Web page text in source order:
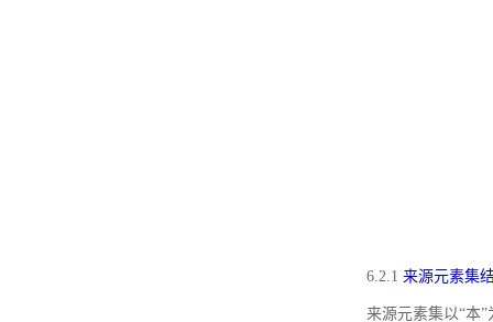
6.2.1 来源元素集
来源元素集以“本